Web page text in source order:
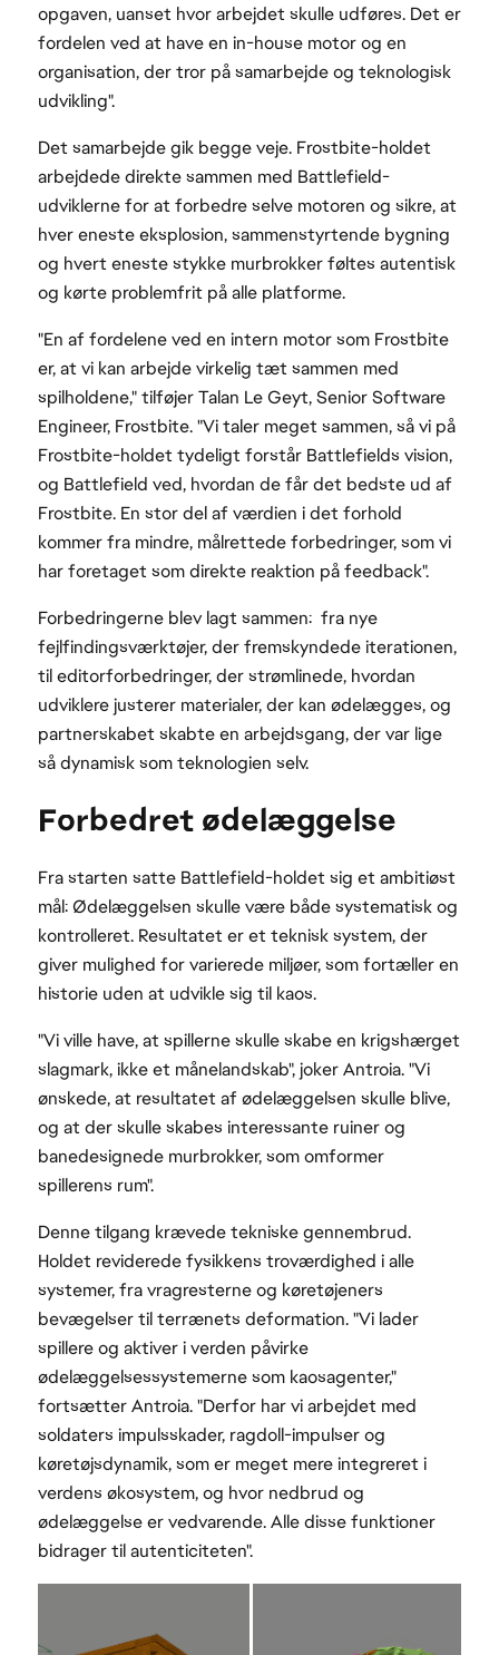
opgaven, uanset hvor arbejdet skulle udføres. Det er
fordelen ved at have en in-house motor og en
organisation, der tror på samarbejde og teknologisk
udvikling".
Det samarbejde gik begge veje. Frostbite-holdet
arbejdede direkte sammen med Battlefield-
udviklerne for at forbedre selve motoren og sikre, at
hver eneste eksplosion, sammenstyrtende bygning
og hvert eneste stykke murbrokker føltes autentisk
og kørte problemfrit på alle platforme.
"En af fordelene ved en intern motor som Frostbite
er, at vi kan arbejde virkelig tæt sammen med
spilholdene," tilføjer Talan Le Geyt, Senior Software
Engineer, Frostbite. "Vi taler meget sammen, så vi på
Frostbite-holdet tydeligt forstår Battlefields vision,
og Battlefield ved, hvordan de får det bedste ud af
Frostbite. En stor del af værdien i det forhold
kommer fra mindre, målrettede forbedringer, som vi
har foretaget som direkte reaktion på feedback".
Forbedringerne blev lagt sammen: fra nye
fejlfindingsværktøjer, der fremskyndede iterationen,
til editorforbedringer, der strømlinede, hvordan
udviklere justerer materialer, der kan ødelægges, og
partnerskabet skabte en arbejdsgang, der var lige
så dynamisk som teknologien selv.
Forbedret ødelæggelse
Fra starten satte Battlefield-holdet sig et ambitiøst
mål: Ødelæggelsen skulle være både systematisk og
kontrolleret. Resultatet er et teknisk system, der
giver mulighed for varierede miljøer, som fortæller en
historie uden at udvikle sig til kaos.
"Vi ville have, at spillerne skulle skabe en krigshærget
slagmark, ikke et månelandskab", joker Antroia. "Vi
ønskede, at resultatet af ødelæggelsen skulle blive,
og at der skulle skabes interessante ruiner og
banedesignede murbrokker, som omformer
spillerens rum".
Denne tilgang krævede tekniske gennembrud.
Holdet reviderede fysikkens troværdighed i alle
systemer, fra vragresterne og køretøjeners
bevægelser til terrænets deformation. "Vi lader
spillere og aktiver i verden påvirke
ødelæggelsessystemerne som kaosagenter,"
fortsætter Antroia. "Derfor har vi arbejdet med
soldaters impulsskader, ragdoll-impulser og
køretøjsdynamik, som er meget mere integreret i
verdens økosystem, og hvor nedbrud og
ødelæggelse er vedvarende. Alle disse funktioner
bidrager til autenticiteten".